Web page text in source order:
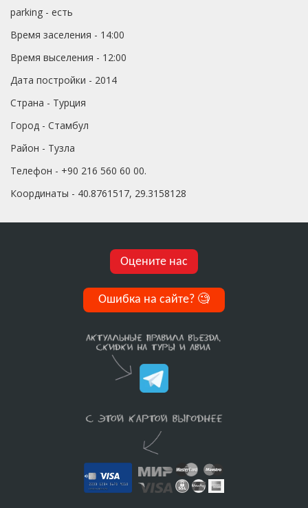
parking - есть
Время заселения - 14:00
Время выселения - 12:00
Дата постройки - 2014
Страна - Турция
Город - Стамбул
Район - Тузла
Телефон - +90 216 560 60 00.
Координаты - 40.8761517, 29.3158128
Оцените нас
Ошибка на сайте? 🧐